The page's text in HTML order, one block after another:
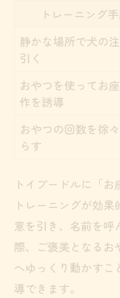
段階別コ
トイプー
失敗しな
褒め方とご褒
トイプー
お座り成
褒める頻
ご褒美な
ストレス軽減
トレーニング
静かな場所で犬の
引く
おやつを使ってお
作を誘導
おやつの回数を徐
らす
トイプードルに「
トレーニングが効
意を引き、名前を呼
際、ご褒美となるお
へゆっくり動かすこ
導できます。